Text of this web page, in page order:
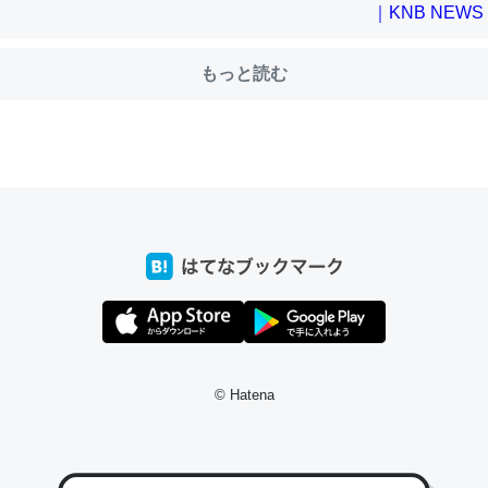
を実家に置いて４年。でたまに覗いてる。ぼちぼちRingも置こうか
同じ理由でEcho Show 8を設定中でした。PrimeとかSpotifyを支払う
生で親と会える残り時間を日数にすると1週間とかの人が多いそうだけ
するくらいだった遠方の父67歳と僕。ITツール導入でコミュニケーションが劇的
もっと読む
© Hatena